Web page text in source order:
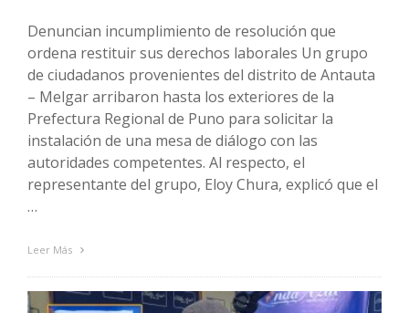
Denuncian incumplimiento de resolución que
ordena restituir sus derechos laborales Un grupo
de ciudadanos provenientes del distrito de Antauta
– Melgar arribaron hasta los exteriores de la
Prefectura Regional de Puno para solicitar la
instalación de una mesa de diálogo con las
autoridades competentes. Al respecto, el
representante del grupo, Eloy Chura, explicó que el
…
Leer Más